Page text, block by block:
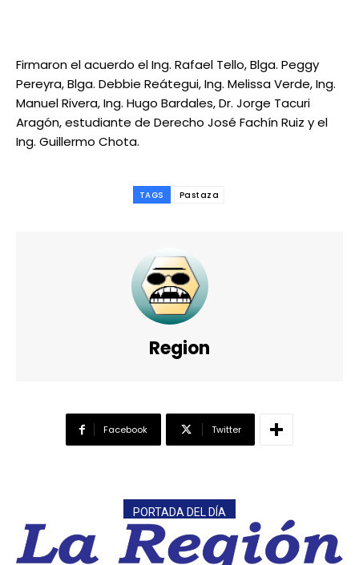
Firmaron el acuerdo el Ing. Rafael Tello, Blga. Peggy
Pereyra, Blga. Debbie Reátegui, Ing. Melissa Verde, Ing.
Manuel Rivera, Ing. Hugo Bardales, Dr. Jorge Tacuri
Aragón, estudiante de Derecho José Fachín Ruiz y el
Ing. Guillermo Chota.
TAGS Pastaza
Region
Facebook Twitter
PORTADA DEL DÍA